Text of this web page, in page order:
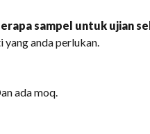
sampel untuk ujian
yang anda perlukan.
ada moq.